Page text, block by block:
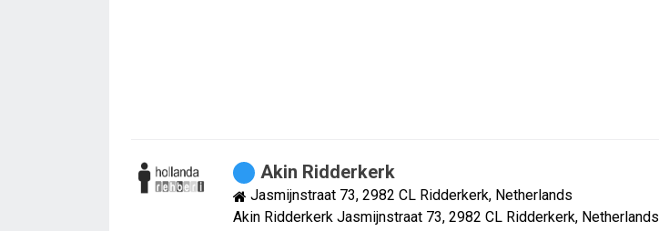
Akin Ridderkerk
Jasmijnstraat 73, 2982 CL Ridderkerk, Netherlands
Akin Ridderkerk Jasmijnstraat 73, 2982 CL Ridderkerk, Netherlands